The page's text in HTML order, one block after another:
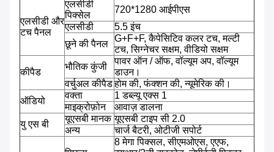
एलसीडी और
टच पैनल
एलसीडी
पिक्सेल
720*1280 आईपीएस
एलसीडी
5.5 इंच
छूने की पैनल
G+F+F, कैपेसिटिव कलर टच, मल्टी
टच, सिग्नेचर सक्षम, वीडियो सक्षम
कीपैड
भौतिक कुंजी
पावर ऑन / ऑफ, वॉल्यूम अप, वॉल्यूम
डाउन।
वर्चुअल कीपैडहोम की, फंक्शन की, न्यूमेरिक की।
ऑडियो
वक्ता
1 डब्ल्यू एक्स 1
माइक्रोफ़ोन
आवाज़ डालना
यु एस बी
यूएसबी मानक यूएसबी टाइप सी 2.0
अन्य
चार्ज बैटरी, ओटीजी सपोर्ट
8 मेगा पिक्सल, सीएमओएस, एएफ,